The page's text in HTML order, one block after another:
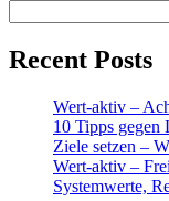
Recent Posts
Wert-aktiv –
10 Tipps gegen
Ziele setzen –
Wert-aktiv –
Systemwerte,